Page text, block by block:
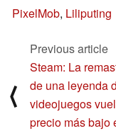
PixelMob, Liliputing
⟨
Previous article
Steam: La
de una leyenda
videojuegos
precio más bajo